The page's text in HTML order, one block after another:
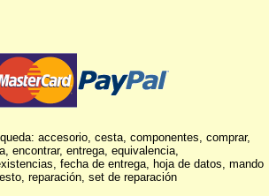
accesorio, cesta, componentes, comprar,
encontrar, entrega, equivalencia,
fecha de entrega, hoja de datos, mando
reparación, set de reparación